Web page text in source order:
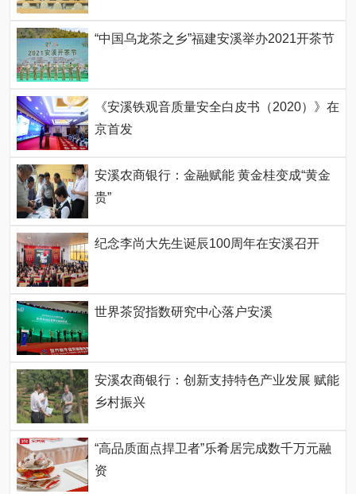
“中国乌龙茶之乡”福建安溪举办2021开茶节
《安溪铁观音质量安全白皮书（2020）》在
京首发
安溪农商银行：金融赋能 黄金桂变成“黄金
贵”
纪念李尚大先生诞辰100周年在安溪召开
世界茶贸指数研究中心落户安溪
安溪农商银行：创新支持特色产业发展 赋能
乡村振兴
“高品质面点捍卫者”乐肴居完成数千万元融
资